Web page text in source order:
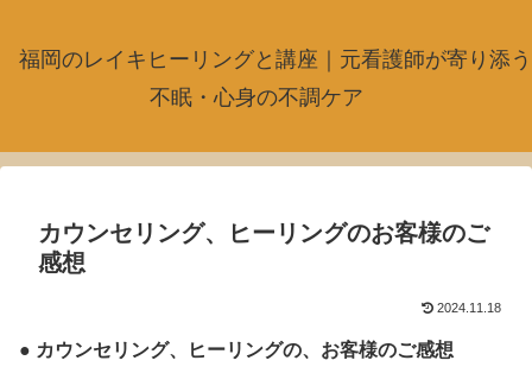
福岡のレイキヒーリングと講座｜元看護師が寄り添う
不眠・心身の不調ケア
カウンセリング、ヒーリングのお客様のご
感想
2024.11.18
● カウンセリング、ヒーリングの、お客様のご感想